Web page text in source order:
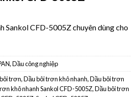
Sankol CFD-5005Z chuyên dùng cho
,Dầu công nghiệp
trơn,Dầu bôi trơn khô nhanh,Dầu bôi trơn
khô nhanh Sankol CFD-5005Z,Dầu bôi trơn